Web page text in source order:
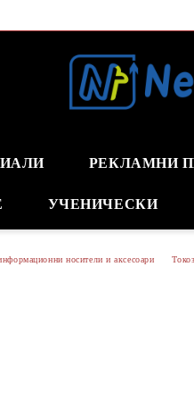
РЕКЛАМНИ
УЧЕНИЧЕСКИ
носители и аксесоари